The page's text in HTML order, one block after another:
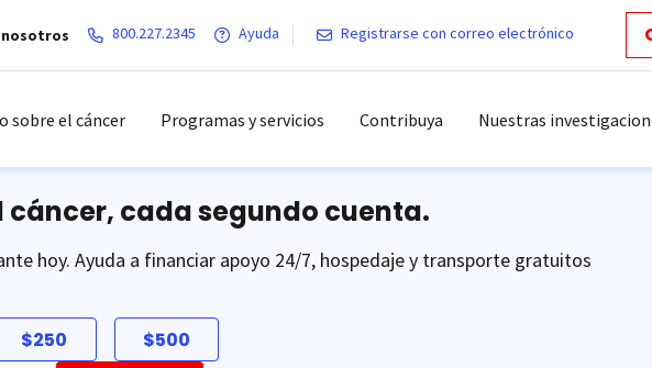
800.227.2345 Ayuda Registrarse con correo electrónico
sobre el cáncer Programas y servicios Contribuya Nuestras
cáncer, cada segundo cuenta.
hoy. Ayuda a financiar apoyo 24/7, hospedaje y transporte gratuitos
$250 $500